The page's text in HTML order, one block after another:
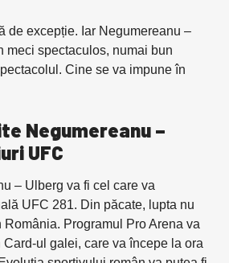
de excepție. Iar Negumereanu –
meci spectaculos, numai bun
Cine se va impune în
Negumereanu –
UFC
– Ulberg va fi cel care va
UFC 281. Din păcate, lupta nu
România. Programul Pro Arena va
ul galei, care va începe la ora